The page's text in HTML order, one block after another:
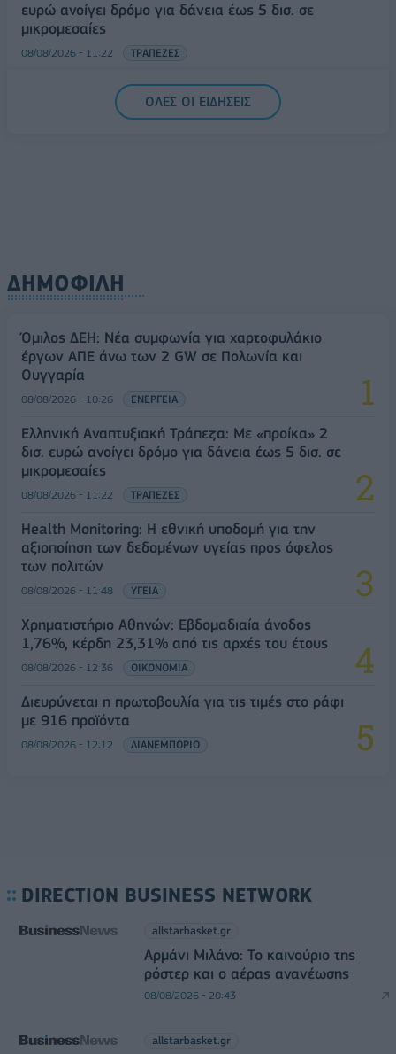
ευρώ ανοίγει δρόμο για δάνεια έως 5 δισ. σε
μικρομεσαίες
08/08/2026 - 11:22 ΤΡΑΠΕΖΕΣ
5G παντού, 6G στον ορίζοντα: Πού βρίσκεται η
Ελλάδα στη μεγάλη τεχνολογική μετάβαση
ΟΛΕΣ ΟΙ ΕΙΔΗΣΕΙΣ
ΔΗΜΟΦΙΛΗ
Όμιλος ΔΕΗ: Νέα συμφωνία για χαρτοφυλάκιο
έργων ΑΠΕ άνω των 2 GW σε Πολωνία και
Ουγγαρία
08/08/2026 - 10:26 ΕΝΕΡΓΕΙΑ
Ελληνική Αναπτυξιακή Τράπεζα: Με «προίκα» 2
δισ. ευρώ ανοίγει δρόμο για δάνεια έως 5 δισ. σε
μικρομεσαίες
08/08/2026 - 11:22 ΤΡΑΠΕΖΕΣ
Health Monitoring: Η εθνική υποδομή για την
αξιοποίηση των δεδομένων υγείας προς όφελος
των πολιτών
08/08/2026 - 11:48 ΥΓΕΙΑ
Χρηματιστήριο Αθηνών: Εβδομαδιαία άνοδος
1,76%, κέρδη 23,31% από τις αρχές του έτους
08/08/2026 - 12:36 ΟΙΚΟΝΟΜΙΑ
Διευρύνεται η πρωτοβουλία για τις τιμές στο ράφι
με 916 προϊόντα
08/08/2026 - 12:12 ΛΙΑΝΕΜΠΟΡΙΟ
DIRECTION BUSINESS NETWORK
allstarbasket.gr
Αρμάνι Μιλάνο: Το καινούριο της
ρόστερ και ο αέρας ανανέωσης
08/08/2026 - 20:43
allstarbasket.gr